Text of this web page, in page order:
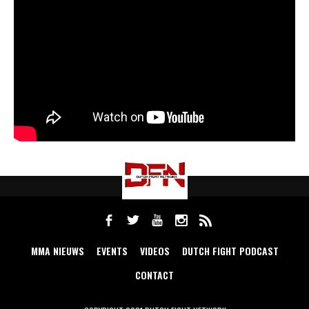
MMA NIEUWS EVENTS VIDEOS
DUTCH FIGHT PODCAST
CONTACT